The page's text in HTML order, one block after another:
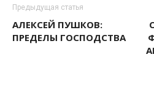
Предыдущая статья
АЛЕКСЕЙ ПУШКОВ:
ПРЕДЕЛЫ ГОСПОДСТВА